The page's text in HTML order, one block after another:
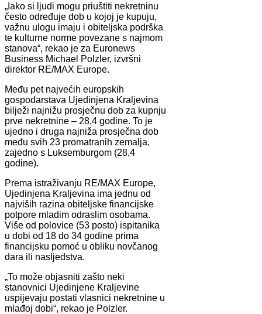
„Iako si ljudi mogu priuštiti nekretninu
često određuje dob u kojoj je kupuju,
važnu ulogu imaju i obiteljska podrška
te kulturne norme povezane s najmom
stanova“, rekao je za Euronews
Business Michael Polzler, izvršni
direktor RE/MAX Europe.
Među pet najvećih europskih
gospodarstava Ujedinjena Kraljevina
bilježi najnižu prosječnu dob za kupnju
prve nekretnine – 28,4 godine. To je
ujedno i druga najniža prosječna dob
među svih 23 promatranih zemalja,
zajedno s Luksemburgom (28,4
godine).
Prema istraživanju RE/MAX Europe,
Ujedinjena Kraljevina ima jednu od
najviših razina obiteljske financijske
potpore mladim odraslim osobama.
Više od polovice (53 posto) ispitanika
u dobi od 18 do 34 godine prima
financijsku pomoć u obliku novčanog
dara ili nasljedstva.
„To može objasniti zašto neki
stanovnici Ujedinjene Kraljevine
uspijevaju postati vlasnici nekretnine u
mlađoj dobi“, rekao je Polzler.